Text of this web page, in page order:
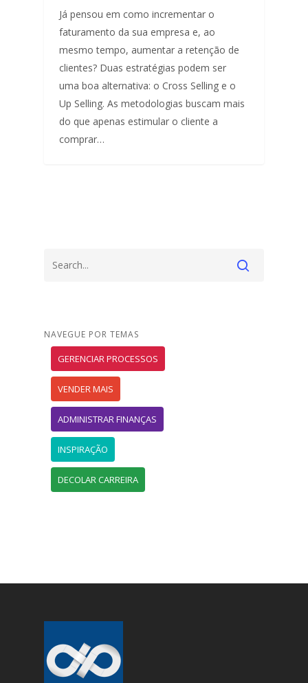
Já pensou em como incrementar o
faturamento da sua empresa e, ao
mesmo tempo, aumentar a retenção de
clientes? Duas estratégias podem ser
uma boa alternativa: o Cross Selling e o
Up Selling. As metodologias buscam mais
do que apenas estimular o cliente a
comprar…
NAVEGUE POR TEMAS
GERENCIAR PROCESSOS
VENDER MAIS
ADMINISTRAR FINANÇAS
INSPIRAÇÃO
DECOLAR CARREIRA